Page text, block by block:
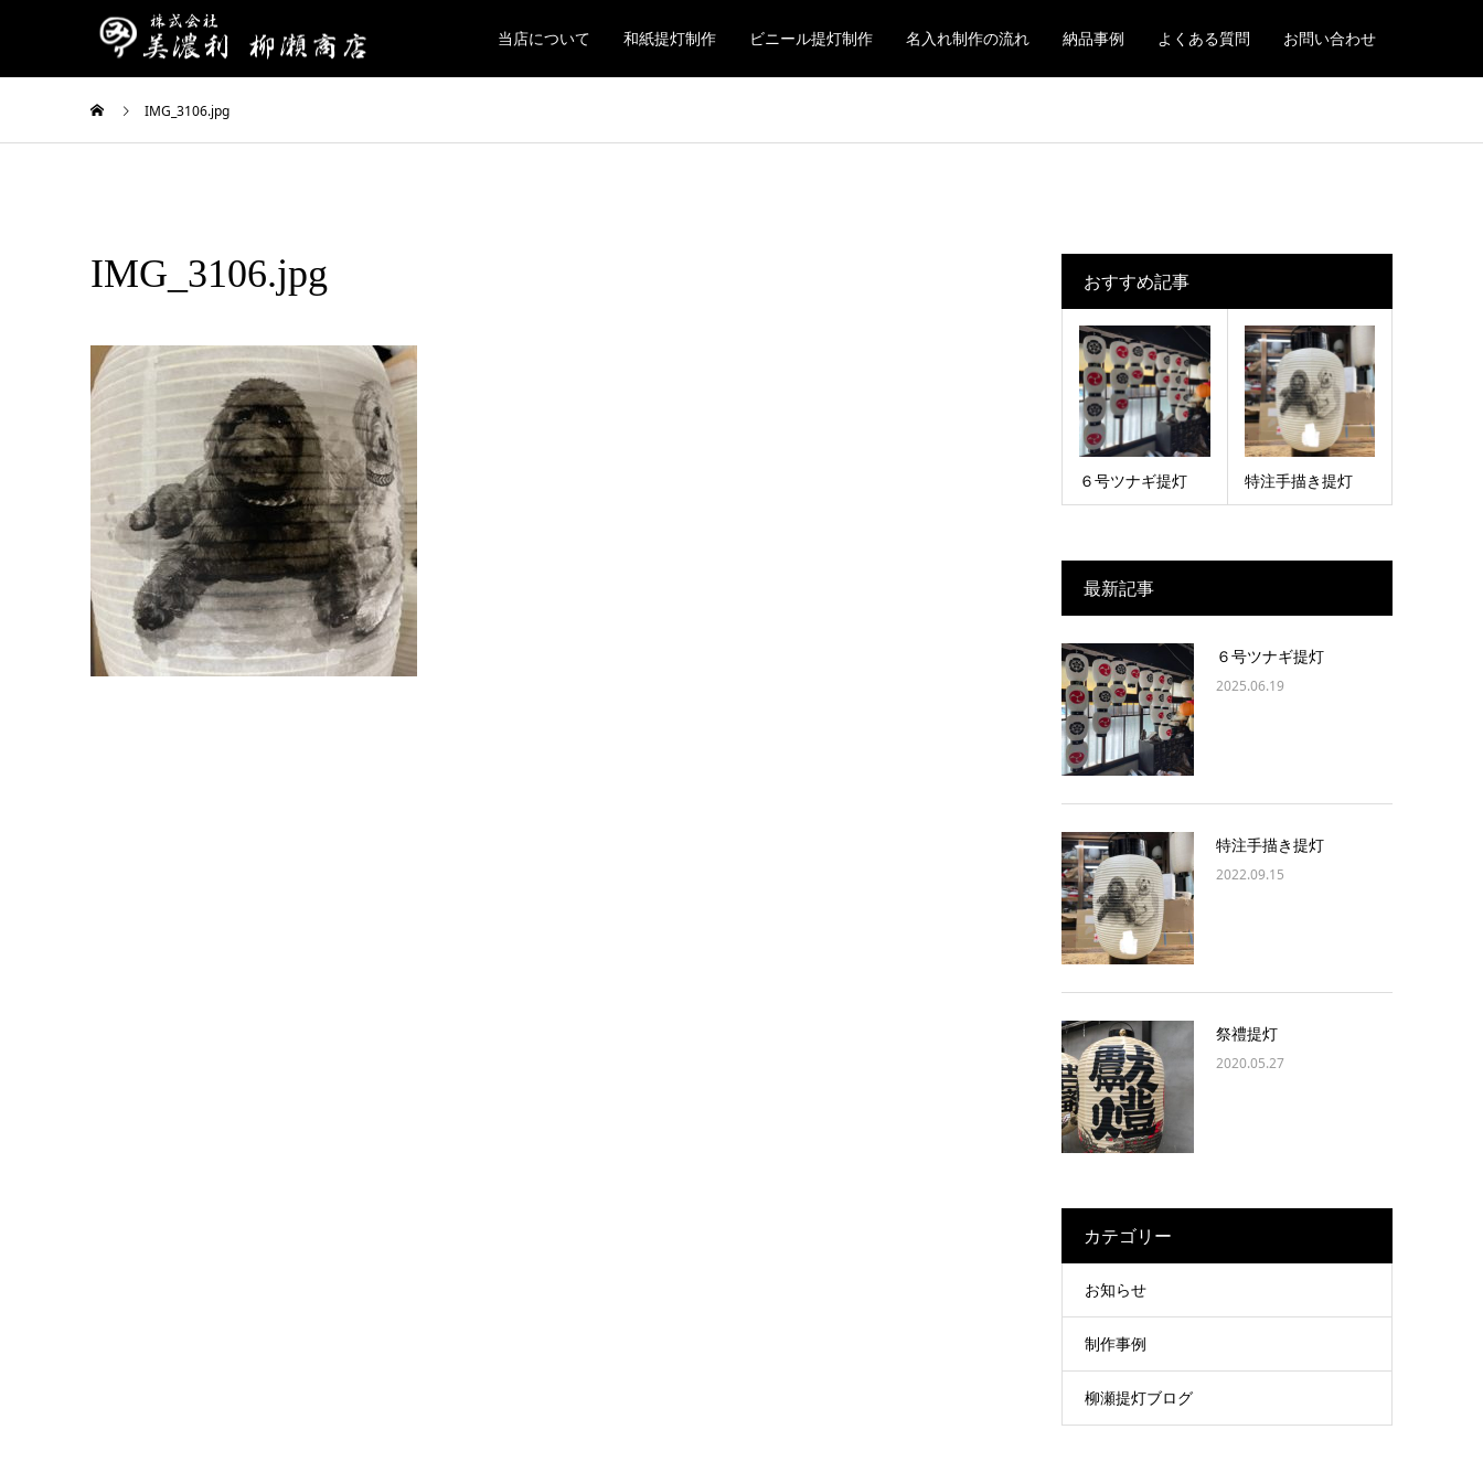
当店について 和紙提灯制作 ビニール提灯制作 名入れ制作の流れ 納品事例 よくある質問 お問い合わせ
IMG_3106.jpg
IMG_3106.jpg おすすめ記事
６号ツナギ提灯 特注手描き提灯
最新記事
６号ツナギ提灯
2025.06.19
特注手描き提灯
2022.09.15
祭禮提灯
2020.05.27
カテゴリー
お知らせ
制作事例
柳瀬提灯ブログ